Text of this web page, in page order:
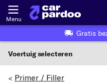
Menu
Gratis
Voertuig selecteren
Voertuigselectie op
> Primer / Filler